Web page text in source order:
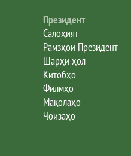
Президент
Салоҳият
Рамзҳои Президент
Шарҳи ҳол
Китобҳо
Филмҳо
Мақолаҳо
Ҷоизаҳо